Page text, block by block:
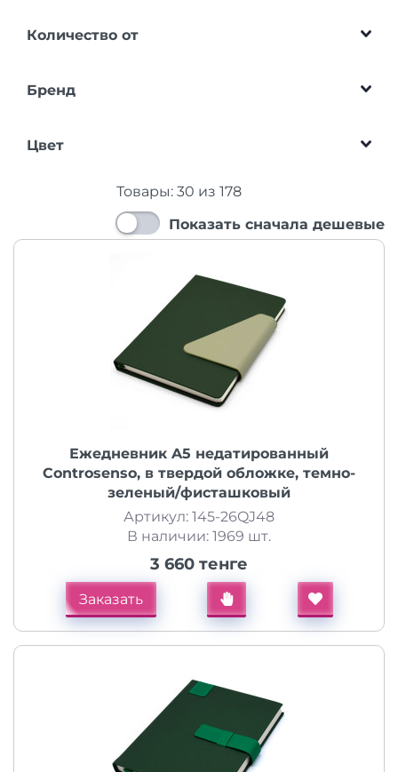
Количество от
Бренд
Цвет
Товары: 30 из 178
Показать сначала дешевые
Ежедневник A5 недатированный
Controsenso, в твердой обложке, темно-
зеленый/фисташковый
Артикул: 145-26QJ48
В наличии: 1969 шт.
3 660 тенге
Заказать